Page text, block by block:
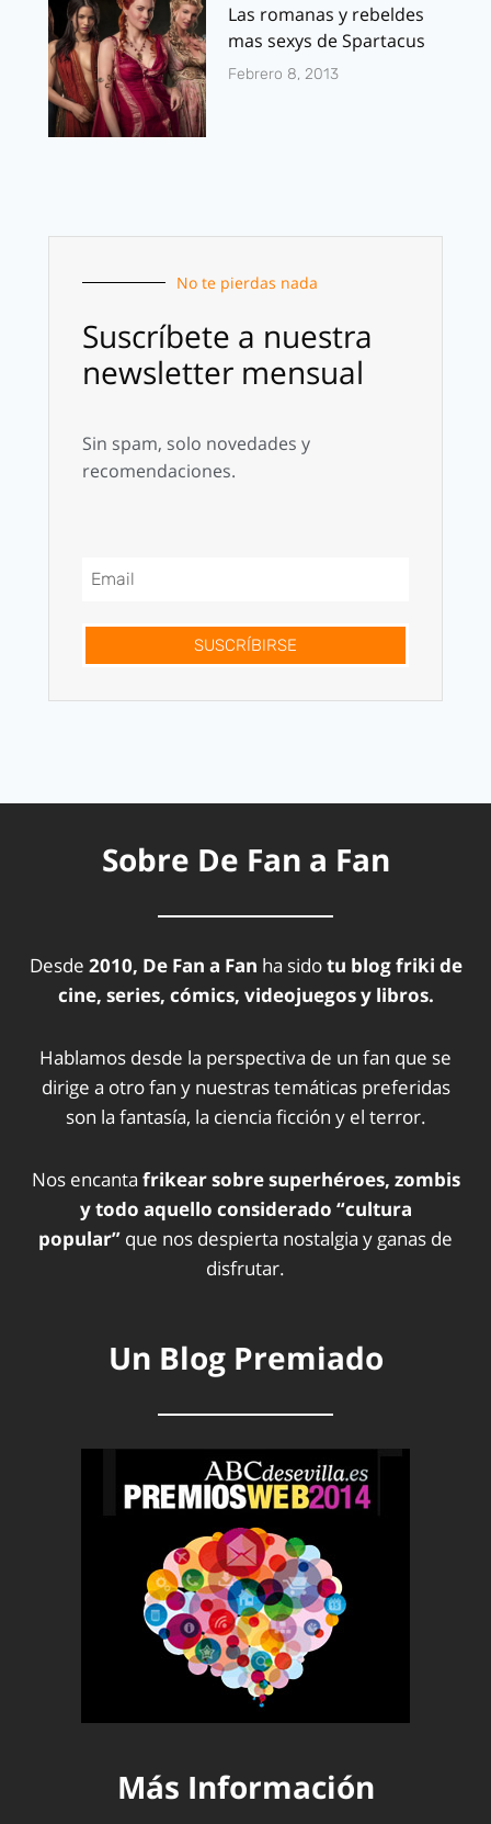
Las romanas y rebeldes
mas sexys de Spartacus
Febrero 8, 2013
No te pierdas nada
Suscríbete a nuestra
newsletter mensual
Sin spam, solo novedades y
recomendaciones.
SUSCRÍBIRSE
Sobre De Fan a Fan
Desde 2010, De Fan a Fan ha sidotu blog friki de
cine, series, cómics, videojuegos y libros.
Hablamos desde la perspectiva de un fan que se
dirige a otro fan y nuestras temáticas preferidas
son la fantasía, la ciencia ficción y el terror.
Nos encanta frikear sobre superhéroes, zombis
y todo aquello considerado “cultura
popular” que nos despierta nostalgia y ganas de
disfrutar.
Un Blog Premiado
Más Información